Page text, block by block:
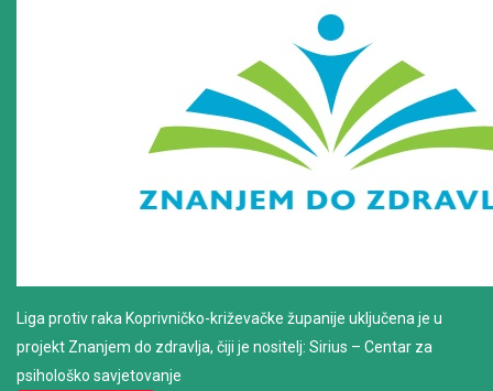
Liga protiv raka Koprivničko-križevačke županije uključena je u
projekt Znanjem do zdravlja, čiji je nositelj: Sirius – Centar za
psihološko savjetovanje